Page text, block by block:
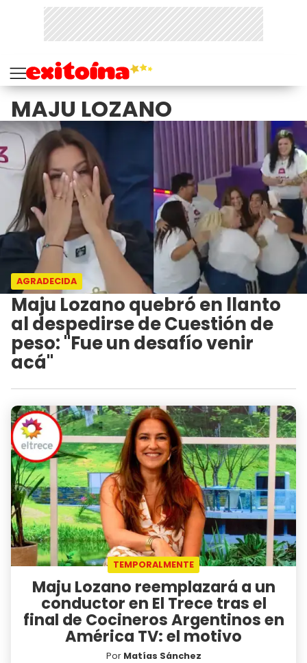
MAJU LOZANO
AGRADECIDA
Maju Lozano quebró en llanto
al despedirse de Cuestión de
peso: "Fue un desafío venir
acá"
TEMPORALMENTE
Maju Lozano reemplazará a un
conductor en El Trece tras el
final de Cocineros Argentinos en
América TV: el motivo
Por Matías Sánchez